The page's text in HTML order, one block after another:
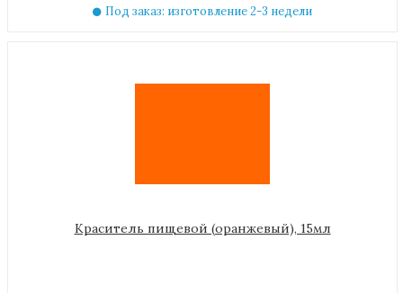
Под заказ: изготовление 2-3 недели
Краситель пищевой (оранжевый), 15мл